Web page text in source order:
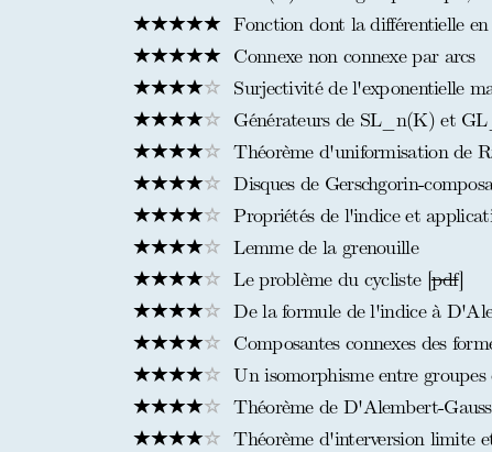
Fonction dont la différentielle
Connexe non connexe par arcs
Surjectivité de l'exponentielle
Générateurs de SL_n(K) et
Théorème d'uniformisation de
Disques de Gerschgorin-
Propriétés de l'indice et
Lemme de la grenouille
Le problème du cycliste [pdf]
De la formule de l'indice à
Composantes connexes des
Un isomorphisme entre groupes
Théorème de D'Alembert-
Théorème d'interversion limite